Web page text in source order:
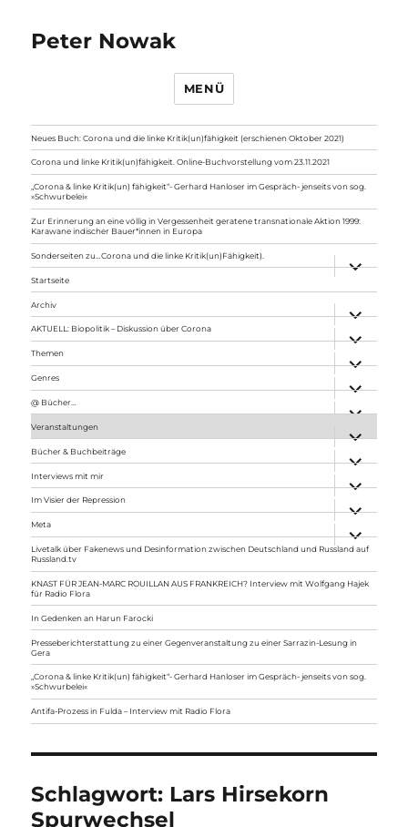
Peter Nowak
MENÜ
Neues Buch: Corona und die linke Kritik(un)fähigkeit (erschienen Oktober 2021)
Corona und linke Kritik(un)fähigkeit. Online-Buchvorstellung vom 23.11.2021
„Corona & linke Kritik(un) fähigkeit“- Gerhard Hanloser im Gespräch- jenseits von sog.
»Schwurbelei«
Zur Erinnerung an eine völlig in Vergessenheit geratene transnationale Aktion 1999:
Karawane indischer Bauer*innen in Europa
Sonderseiten zu…Corona und die linke Kritik(un)Fähigkeit).
anzeigen
Startseite
Archiv
anzeigen
AKTUELL: Biopolitik – Diskussion über Corona
anzeigen
Themen
anzeigen
Genres
anzeigen
@ Bücher…
Veranstaltungen
anzeigen
Bücher & Buchbeiträge
anzeigen
Interviews mit mir
anzeigen
Im Visier der Repression
anzeigen
Meta
anzeigen
Livetalk über Fakenews und Desinformation zwischen Deutschland und Russland auf
Russland.tv
KNAST FÜR JEAN-MARC ROUILLAN AUS FRANKREICH? Interview mit Wolfgang Hajek
für Radio Flora
In Gedenken an Harun Farocki
Presseberichterstattung zu einer Gegenveranstaltung zu einer Sarrazin-Lesung in
Gera
„Corona & linke Kritik(un) fähigkeit“- Gerhard Hanloser im Gespräch- jenseits von sog.
»Schwurbelei«
Antifa-Prozess in Fulda – Interview mit Radio Flora
Schlagwort: Lars Hirsekorn
Spurwechsel